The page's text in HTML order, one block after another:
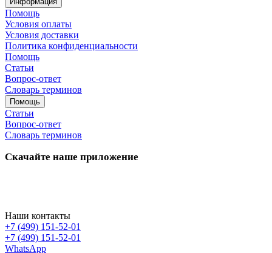
Помощь
Условия оплаты
Условия доставки
Политика конфиденциальности
Помощь
Статьи
Вопрос-ответ
Словарь терминов
Помощь
Статьи
Вопрос-ответ
Словарь терминов
Скачайте наше приложение
Наши контакты
+7 (499) 151-52-01
+7 (499) 151-52-01
WhatsApp